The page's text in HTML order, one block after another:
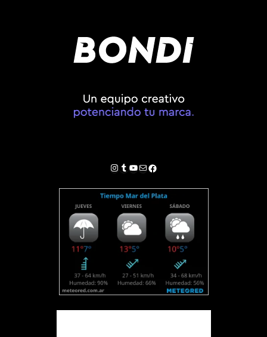
Instagram
Tumblr
YouTube
Correo electrónico
Facebook